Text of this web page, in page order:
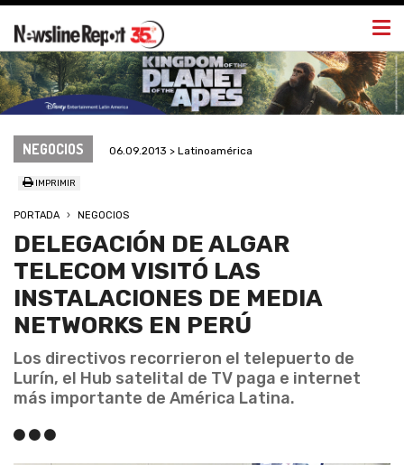
NEGOCIOS 06.09.2013 > Latinoamérica
IMPRIMIR
PORTADA NEGOCIOS
DELEGACIÓN DE ALGAR
TELECOM VISITÓ LAS
INSTALACIONES DE MEDIA
NETWORKS EN PERÚ
Los directivos recorrieron el telepuerto de
Lurín, el Hub satelital de TV paga e internet
más importante de América Latina.